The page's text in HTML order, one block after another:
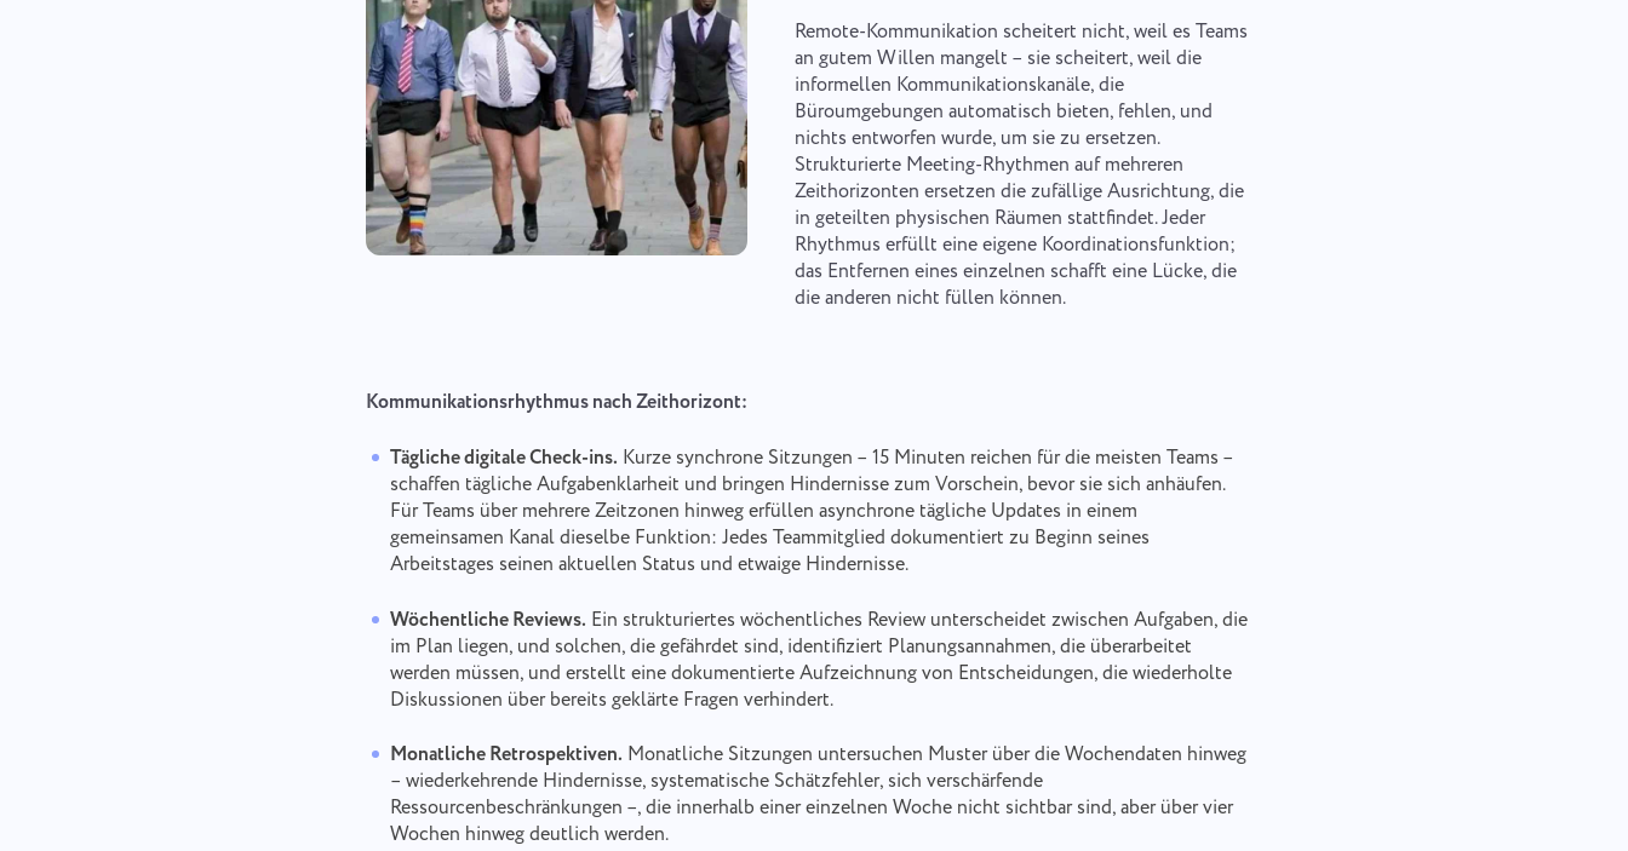
Remote-Kommunikation scheitert nicht, weil es Teams
an gutem Willen mangelt – sie scheitert, weil die
informellen Kommunikationskanäle, die
Büroumgebungen automatisch bieten, fehlen, und
nichts entworfen wurde, um sie zu ersetzen.
Strukturierte Meeting-Rhythmen auf mehreren
Zeithorizonten ersetzen die zufällige Ausrichtung, die
in geteilten physischen Räumen stattfindet. Jeder
Rhythmus erfüllt eine eigene Koordinationsfunktion;
das Entfernen eines einzelnen schafft eine Lücke, die
die anderen nicht füllen können.
Kommunikationsrhythmus nach Zeithorizont:
Tägliche digitale Check-ins. Kurze synchrone Sitzungen – 15 Minuten reichen für die meisten Teams –
schaffen tägliche Aufgabenklarheit und bringen Hindernisse zum Vorschein, bevor sie sich anhäufen.
Für Teams über mehrere Zeitzonen hinweg erfüllen asynchrone tägliche Updates in einem
gemeinsamen Kanal dieselbe Funktion: Jedes Teammitglied dokumentiert zu Beginn seines
Arbeitstages seinen aktuellen Status und etwaige Hindernisse.
Wöchentliche Reviews. Ein strukturiertes wöchentliches Review unterscheidet zwischen Aufgaben, die
im Plan liegen, und solchen, die gefährdet sind, identifiziert Planungsannahmen, die überarbeitet
werden müssen, und erstellt eine dokumentierte Aufzeichnung von Entscheidungen, die wiederholte
Diskussionen über bereits geklärte Fragen verhindert.
Monatliche Retrospektiven. Monatliche Sitzungen untersuchen Muster über die Wochendaten hinweg
– wiederkehrende Hindernisse, systematische Schätzfehler, sich verschärfende
Ressourcenbeschränkungen –, die innerhalb einer einzelnen Woche nicht sichtbar sind, aber über vier
Wochen hinweg deutlich werden.
Einen Übersetzungsfehler melden
Geben Sie eine Beschreibung des Problems zusammen mit der richtigen
Option an
Name
Telefonische Nummer
Email
Senden
stimmen Sie der Verarbeitung Ihrer
personenbezogenen Daten gemäß den
Datenschutzbestimmungen.
Bitte beschreiben Sie das Problem, auf das Sie gestoßen sind, detailliert
und mit spezifischen Informationen und fügen Sie alle relevanten Dateien
bei. Ihre aktive Beteiligung hilft uns, die Benutzererfahrung zu verbessern
und einen besseren Service für alle zu gewährleisten.
Senden
Your message has been sent
successfully
Danke, dass Sie Teil von Taskee sind
Wir werden uns damit auf jeden Fall vertraut machen und versuchen, es in
Schlagen Sie Ihre Funktion vor
Funktion
Wie es funktioniert
Dateien hochladen or drag and drop
Vorschlagen
Ihre Zustimmung zur Verarbeitung von